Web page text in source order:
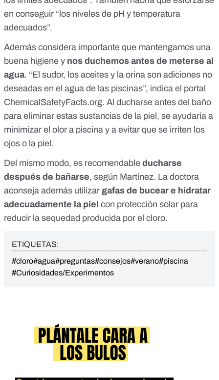
en conseguir “los niveles de pH y temperatura
adecuados”.
Además considera importante que mantengamos una
buena higiene y nos duchemos antes de meterse al
agua. “El sudor, los aceites y la orina son adiciones no
deseadas en el agua de las piscinas”, indica el portal
ChemicalSafetyFacts.org. Al ducharse antes del baño
para eliminar estas sustancias de la piel, se ayudaría a
minimizar el olor a piscina y a evitar que se irriten los
ojos o la piel.
Del mismo modo, es recomendable ducharse
después de bañarse, según Martínez. La doctora
aconseja además utilizar gafas de bucear e hidratar
adecuadamente la piel con protección solar para
reducir la sequedad producida por el cloro.
ETIQUETAS:
#cloro#agua#preguntas#consejos#verano#piscina
#Curiosidades/Experimentos